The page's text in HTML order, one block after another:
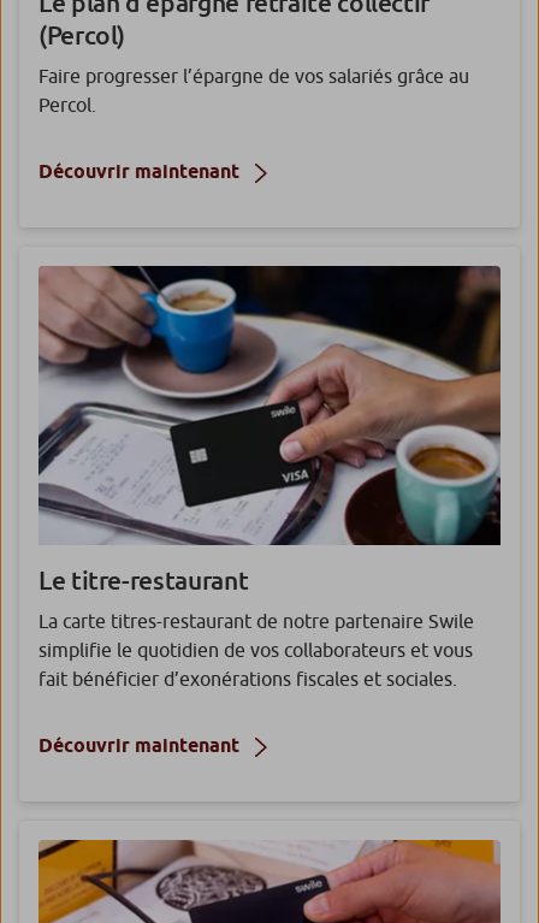
(Percol)
Faire progresser l’épargne de vos salariés grâce au
Percol.
Découvrir maintenant
Le titre-restaurant
La carte titres-restaurant de notre partenaire Swile
simplifie le quotidien de vos collaborateurs et vous
fait bénéficier d’exonérations fiscales et sociales.
Découvrir maintenant